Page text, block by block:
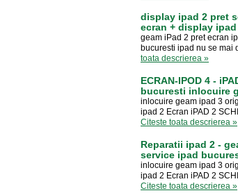
display ipad 2 pret
ecran + display ipad
geam iPad 2 pret ecran
bucuresti ipad nu se mai
toata descrierea »
ECRAN-IPOD 4 -
bucuresti inlocuire
inlocuire geam ipad 3
ipad 2 Ecran iPAD 2
Citeste toata descrierea »
Reparatii ipad 2 -
service ipad
inlocuire geam ipad 3
ipad 2 Ecran iPAD 2
Citeste toata descrierea »